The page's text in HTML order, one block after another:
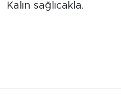
Kalın sağlıcakla.